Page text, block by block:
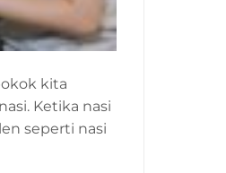
kita
Ketika nasi
seperti nasi